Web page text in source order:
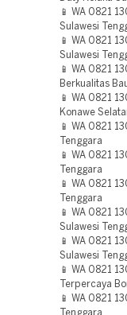
📱 WA 0821
Sulawesi
📱 WA 0821
Sulawesi
📱 WA 0821
Berkualitas
📱 WA 0821
Konawe
📱 WA 0821
Tenggara
📱 WA 0821
Tenggara
📱 WA 0821
Tenggara
📱 WA 0821
Sulawesi
📱 WA 0821
Sulawesi
📱 WA 0821
Terpercaya
📱 WA 0821
Tenggara